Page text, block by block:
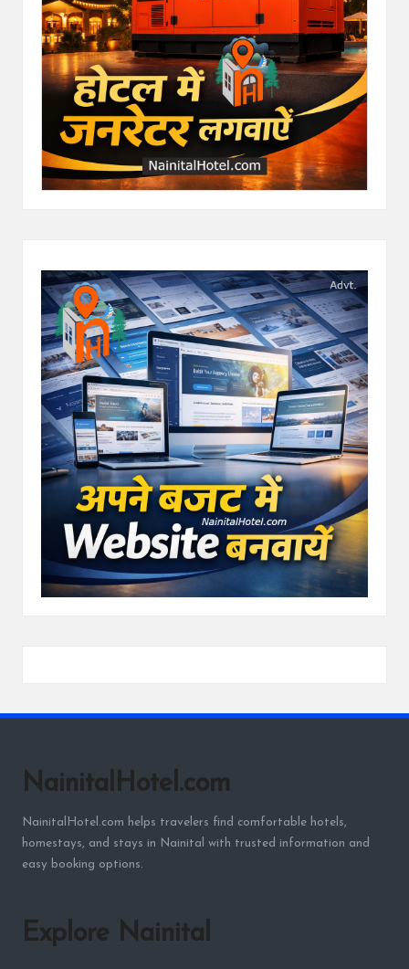
NainitalHotel.com
NainitalHotel.com helps travelers find comfortable hotels,
homestays, and stays in Nainital with trusted information and
easy booking options.
Explore Nainital